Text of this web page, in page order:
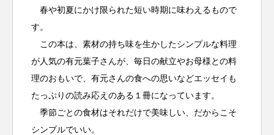
春や初夏にかけ限られた短い時期に味わえるもので
す。
この本は、素材の持ち味を生かしたシンプルな料理
が人気の有元葉子さんが、毎日の献立やお母様との料
理のおもいで、有元さんの食への思いなどエッセイも
たっぷりの読み応えのある１冊になっています。
季節ごとの食材はそれだけで美味しい、だからこそ
シンプルでいい。